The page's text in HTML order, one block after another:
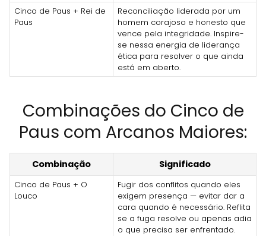
Cinco de Paus + Rei de
Paus
Reconciliação liderada por um
homem corajoso e honesto que
vence pela integridade. Inspire-
se nessa energia de liderança
ética para resolver o que ainda
está em aberto.
Combinações do Cinco de
Paus com Arcanos Maiores:
Combinação Significado
Cinco de Paus + O
Louco
Fugir dos conflitos quando eles
exigem presença — evitar dar a
cara quando é necessário. Reflita
se a fuga resolve ou apenas adia
o que precisa ser enfrentado.